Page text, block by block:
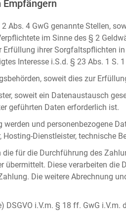
Abs. 4 GwG genannte Stellen,
im Sinne des § 2
ihrer Sorgfaltspflichten
Interesse i.S.d. § 23 Abs. 1 S.
soweit dies zur
soweit ein Datenaustausch
geführten Daten erforderlich ist.
und personenbezogene
Hosting-Dienstleister, technische
für die Durchführung des
übermittelt. Diese verarbeiten
Die weitere Abrechnung
DSGVO i.V.m. § 18 ff. GwG i.V.m.